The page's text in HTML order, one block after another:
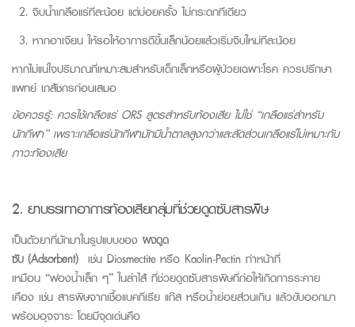
จิบน้ำเกลือแร่ทีละน้อย แต่บ่อยครั้ง ไม่กระดกทีเดียว
หากอาเจียน ให้รอให้อาการดีขึ้นเล็กน้อยแล้วเริ่มจิบใหม่ทีละน้อย
หากไม่แน่ใจปริมาณที่เหมาะสมสำหรับเด็กเล็กหรือผู้ป่วยเฉพาะโรค ควรปรึกษา
แพทย์ เภสัชกรก่อนเสมอ
ข้อควรรู้: ควรใช้เกลือแร่ ORS สูตรสำหรับท้องเสีย ไม่ใช่ “เกลือแร่สำหรับ
นักกีฬา” เพราะเกลือแร่นักกีฬามักมีน้ำตาลสูงกว่าและสัดส่วนเกลือแร่ไม่เหมาะกับ
ภาวะท้องเสีย
2. ยาบรรเทาอาการท้องเสียกลุ่มที่ช่วยดูดซับสารพิษ
เป็นตัวยาที่มักมาในรูปแบบของ ผงดูด
ซับ (Adsorbent) เช่น Diosmectiteหรือ Kaolin-Pectin ทำหน้าที่
เหมือน “ฟองน้ำเล็ก ๆ” ในลำไส้ ที่ช่วยดูดซับสารพิษที่ก่อให้เกิดการระคาย
เคือง เช่น สารพิษจากเชื้อแบคทีเรีย แก๊ส หรือน้ำย่อยส่วนเกิน แล้วขับออกมา
พร้อมอุจจาระ โดยมีจุดเด่นคือ